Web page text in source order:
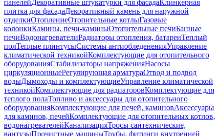
панелейДекоративные штукатурки для фасадаКлинкерная
плитка для фасадаДекоративный камень для наружной
отделкиОтоплениеОтопительные котлыГазовые
колонкиКамины, печи-каминыОтопительные печиБанные
печиВодонагревателиРадиаторы отопления, батареиТеплый
полТеплые плинтусыСистемы антиобледененияУправление
климатической техникойКомплектующие для отопительного
оборудованияСтабилизаторы напряженияНасосы
циркуляционныеРегулирующая арматураОтвод и подвод
водыДымоходы и комплектующиеУправление климатической
техникойКомплектующие для радиаторовКомплектующие для
теплого полаТопливо и аксессуары для отопительного
оборудованияКомплектующие для печей, каминовАксессуары
для каминов, печейКомплектующие для отопительных котлов,
водонагревателейКанализацияТросы сантехнические,
вантузыПрочистные машиныТрубы, фитинги внутренней